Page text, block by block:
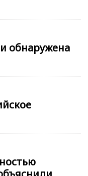
обнаружена